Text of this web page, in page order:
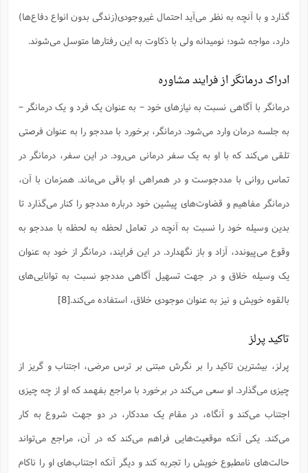
گذارد و با آنچه به نظر می‌آید احتمال غیروجودی(زندگی بدون انواع دفاع‌ها)
دارد، مواجه شود؛ نومیدانه ولی با ذکاوت به این رفتارها متوسل می‌شوند.
ادراک درمانگر از فرایند مشاوره
درمانگر با آگاهی نسبت به نیازهای خود – به عنوان یک فرد و یک درمانگر –
به جلسه درمان وارد می‌شود. درمانگر، برخورد با مددجو را به عنوان فرصتی
تلقی می‌کند که با او به یک سفر درمانی می‌رود. در این سفر، درمانگر در
تماس روانی با مددجوست و در همراهی او باقی می‌ماند. همزمان با آن،
درمانگر مفاهیم و قضاو‌ت‌های پیشین خود درباره مددجو را کنار می‌گذارد تا
بدین وسیله خود را نسبت به آنچه در تعامل لحظه به لحظه با مددجو به
وقوع می‌پیوندد، آزاد و باز نگهدارد. در این فرایند، درمانگر از خود به عنوان
یک وسیله خلاق و در جهت تسهیل آگاهی مددجو نسبت به توانایی‌های
بالقوه خویش و نیز به عنوان موجودی خلاق، استفاده می‌کند.[8]
تاکید پرلز
پرلز، بیشترین تاکید را بر نگرش مبتنی بر ترس مرضی، اجتناب و گریز از
چیزی می‌گذارد. او سعی می‌کند در برخورد با مراجع بفهمد که او از چه چیزی
اجتناب می‌کند و آنگاه، در مقام یک مددکار، در دو جهت شروع به کار
می‌کند. یکی آنکه موقعیت‌هایی فراهم می‌کند که در آن، مراجع می‌تواند
حالت‌های نامطبوع خویش را تجربه کند و دیگر آنکه اجتناب‌های او را ناکام